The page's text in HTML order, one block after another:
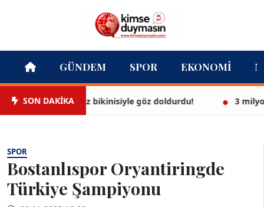
GÜNDEM SPOR EKONOMI
SON DAKİKA
Ayşegül, beyaz bikinisiyle göz doldurdu! 3 milyon
SPOR
Bostanlıspor Oryantiringde
Türkiye Şampiyonu